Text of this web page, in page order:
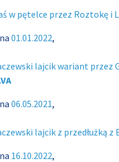
w pętelce przez Roztokę i
01.01.2022,
lajcik wariant przez
06.05.2021,
lajcik z przedłużką z
16.10.2022,